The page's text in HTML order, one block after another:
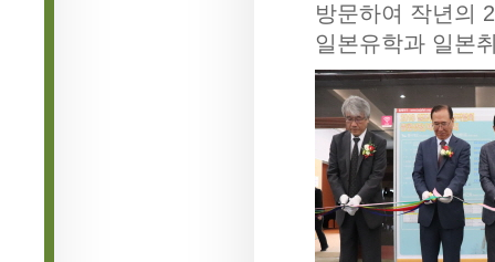
방문하여 작년의
일본유학과 일본